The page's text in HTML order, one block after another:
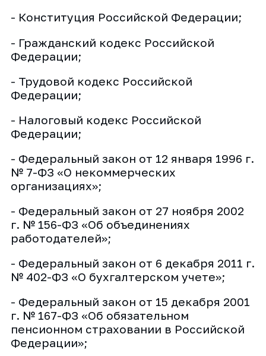
- Конституция Российской Федерации;
- Гражданский кодекс Российской
Федерации;
- Трудовой кодекс Российской
Федерации;
- Налоговый кодекс Российской
Федерации;
- Федеральный закон от 12 января 1996 г.
№ 7-ФЗ «О некоммерческих
организациях»;
- Федеральный закон от 27 ноября 2002
г. № 156-ФЗ «Об объединениях
работодателей»;
- Федеральный закон от 6 декабря 2011 г.
№ 402-ФЗ «О бухгалтерском учете»;
- Федеральный закон от 15 декабря 2001
г. № 167-ФЗ «Об обязательном
пенсионном страховании в Российской
Федерации»;